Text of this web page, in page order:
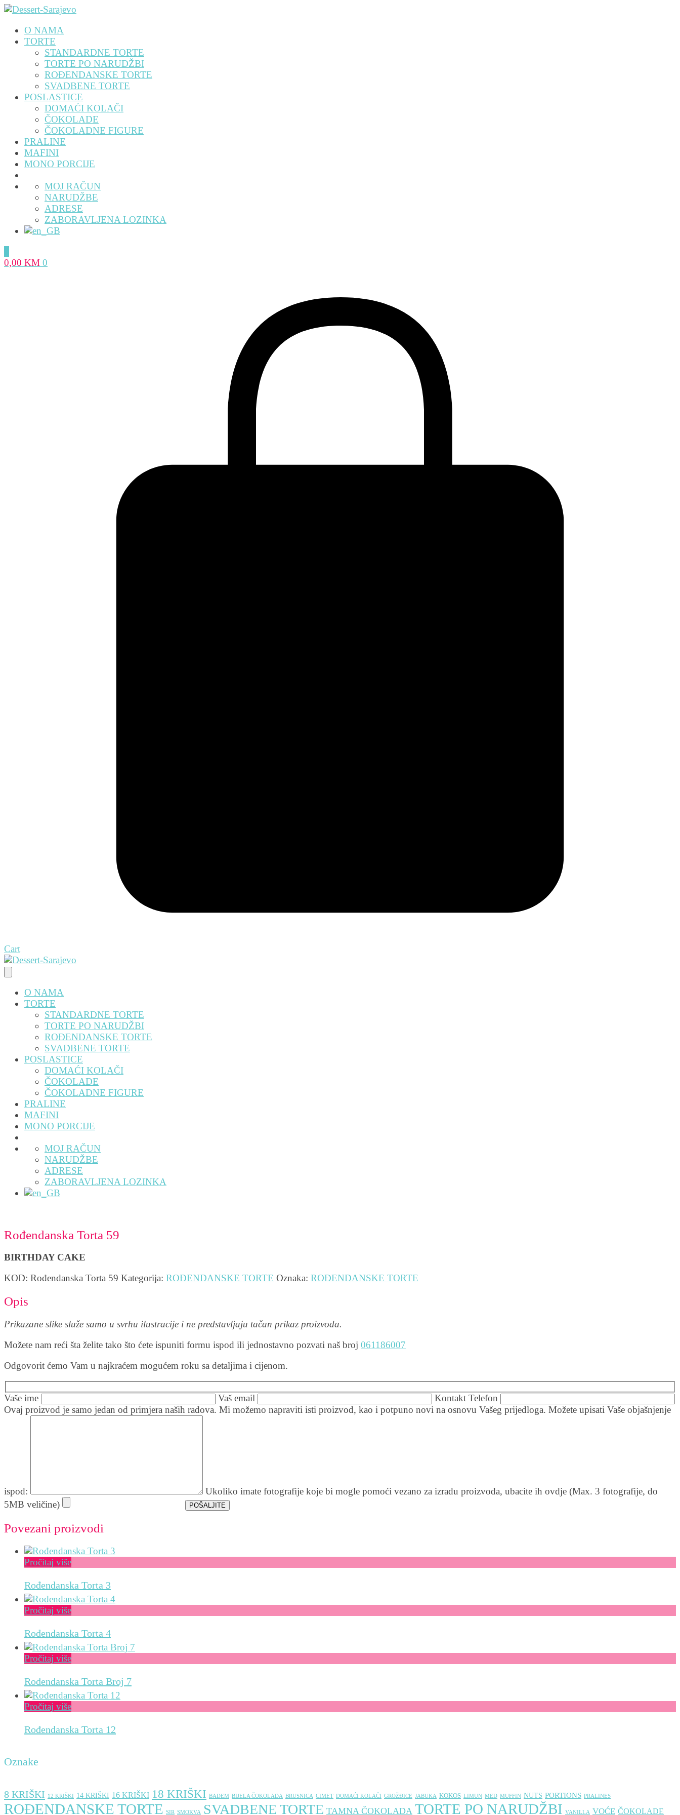
O NAMA
TORTE
STANDARDNE TORTE
TORTE PO NARUDŽBI
ROĐENDANSKE TORTE
SVADBENE TORTE
POSLASTICE
DOMAĆI KOLAČI
ČOKOLADE
ČOKOLADNE FIGURE
PRALINE
MAFINI
MONO PORCIJE
MOJ RAČUN
NARUDŽBE
ADRESE
ZABORAVLJENA LOZINKA
0,00 KM 0
Cart
O NAMA
TORTE
STANDARDNE TORTE
TORTE PO NARUDŽBI
ROĐENDANSKE TORTE
SVADBENE TORTE
POSLASTICE
DOMAĆI KOLAČI
ČOKOLADE
ČOKOLADNE FIGURE
PRALINE
MAFINI
MONO PORCIJE
MOJ RAČUN
NARUDŽBE
ADRESE
ZABORAVLJENA LOZINKA
Rođendanska Torta 59
BIRTHDAY CAKE
KOD: Rođendanska Torta 59 Kategorija: ROĐENDANSKE TORTE Oznaka: ROĐENDANSKE TORTE
Opis
Prikazane slike služe samo u svrhu ilustracije i ne predstavljaju tačan prikaz proizvoda.
Možete nam reći šta želite tako što ćete ispuniti formu ispod ili jednostavno pozvati naš broj 061186007
Odgovorit ćemo Vam u najkraćem mogućem roku sa detaljima i cijenom.
Vaše ime Vaš email
Kontakt Telefon
Ovaj proizvod je samo jedan od primjera naših radova. Mi možemo napraviti isti proizvod, kao i potpuno novi na osnovu Vašeg prijedloga. Možete upisati Vaše objašnjenje
ispod:
Ukoliko imate fotografije koje bi mogle pomoći vezano za izradu proizvoda, ubacite ih ovdje (Max. 3 fotografije, do
5MB veličine)
Povezani proizvodi
Pročitaj više
Rođendanska Torta 3
Pročitaj više
Rođendanska Torta 4
Pročitaj više
Rođendanska Torta Broj 7
Pročitaj više
Rođendanska Torta 12
Oznake
8 KRIŠKI 12 KRIŠKI 14 KRIŠKI 16 KRIŠKI 18 KRIŠKI BADEM BIJELA ČOKOLADA BRUSNICA CIMET DOMAĆI KOLAČI GROŽÐICE JABUKA KOKOS LIMUN MED MUFFIN NUTS PORTIONS PRALINES
ROĐENDANSKE TORTE SIR SMOKVA SVADBENE TORTE TAMNA ČOKOLADA TORTE PO NARUDŽBI VANILLA VOĆE ČOKOLADE